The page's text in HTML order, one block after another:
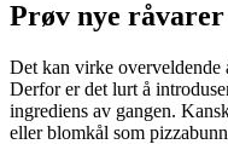
Prøv nye råvarer
Det kan virke overveldende
Derfor er det lurt å
ingrediens av gangen.
eller blomkål som